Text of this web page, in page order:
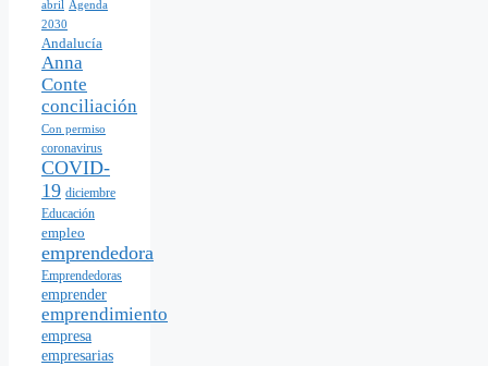
abril Agenda
2030
Andalucía
Anna
Conte
conciliación
Con permiso
coronavirus
COVID-
19 diciembre
Educación
empleo
emprendedora
Emprendedoras
emprender
emprendimiento
empresa
empresarias